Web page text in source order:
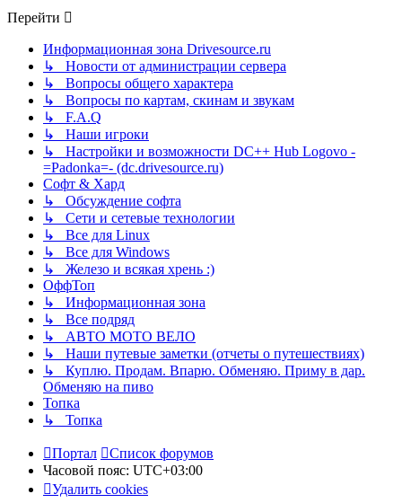
Перейти
Информационная зона Drivesource.ru
↳ Новости от администрации сервера
↳ Вопросы общего характера
↳ Вопросы по картам, скинам и звукам
↳ F.A.Q
↳ Наши игроки
↳ Настройки и возможности DC++ Hub Logovo -
=Padonka=- (dc.drivesource.ru)
Софт & Хард
↳ Обсуждение софта
↳ Сети и сетевые технологии
↳ Все для Linux
↳ Все для Windows
↳ Железо и всякая хрень :)
ОффТоп
↳ Информационная зона
↳ Все подряд
↳ АВТО МОТО ВЕЛО
↳ Наши путевые заметки (отчеты о путешествиях)
↳ Куплю. Продам. Впарю. Обменяю. Приму в дар.
Обменяю на пиво
Топка
↳ Топка
Портал
Список форумов
Часовой пояс: UTC+03:00
Удалить cookies